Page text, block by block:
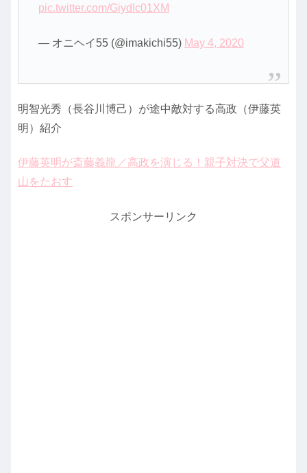
pic.twitter.com/GiydIc01XM
— オニヘイ55 (@imakichi55) May 4, 2020
明智光秀（長谷川博己）が途中敵対する高政（伊藤英
明）紹介
伊藤英明が斎藤義龍／高政を演じる！親子対決で父道
山をたおす
スポンサーリンク